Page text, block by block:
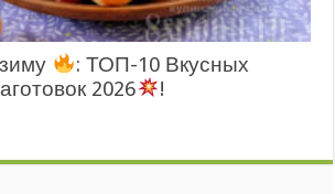
: ТОП-10 Вкусных
2026
!